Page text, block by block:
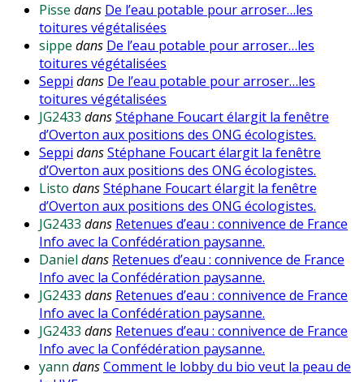
Pisse dans De l’eau potable pour arroser…les
toitures végétalisées
sippe dans De l’eau potable pour arroser…les
toitures végétalisées
Seppi dans De l’eau potable pour arroser…les
toitures végétalisées
JG2433 dansStéphane Foucart élargit la fenêtre
d’Overton aux positions des ONG écologistes.
Seppi dansStéphane Foucart élargit la fenêtre
d’Overton aux positions des ONG écologistes.
Listo dansStéphane Foucart élargit la fenêtre
d’Overton aux positions des ONG écologistes.
JG2433 dans Retenues d’eau : connivence de France
Info avec la Confédération paysanne.
Daniel dans Retenues d’eau : connivence de France
Info avec la Confédération paysanne.
JG2433 dans Retenues d’eau : connivence de France
Info avec la Confédération paysanne.
JG2433 dans Retenues d’eau : connivence de France
Info avec la Confédération paysanne.
yann dansComment le lobby du bio veut la peau de